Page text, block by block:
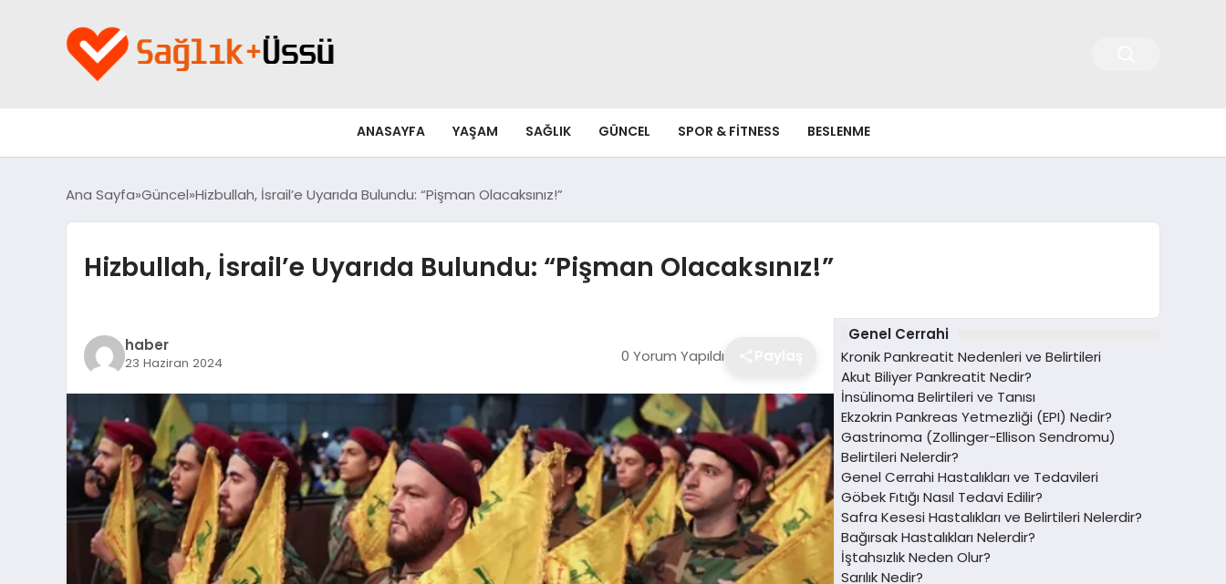
ANASAYFA YAŞAM SAĞLIK GÜNCEL SPOR & FITNESS BESLENME
Ana Sayfa Güncel Hizbullah, İsrail’e Uyarıda Bulundu: “Pişman Olacaksınız!”
Hizbullah, İsrail’e Uyarıda Bulundu: “Pişman Olacaksınız!”
haber
23 Haziran 2024 0 Yorum Yapıldı
Genel Cerrahi
Kronik Pankreatit Nedenleri ve Belirtileri
Akut Biliyer Pankreatit Nedir?
İnsülinoma Belirtileri ve Tanısı
Ekzokrin Pankreas Yetmezliği (EPI) Nedir?
Gastrinoma (Zollinger-Ellison Sendromu)
Belirtileri Nelerdir?
Genel Cerrahi Hastalıkları ve Tedavileri
Göbek Fıtığı Nasıl Tedavi Edilir?
Safra Kesesi Hastalıkları ve Belirtileri Nelerdir?
Bağırsak Hastalıkları Nelerdir?
İştahsızlık Neden Olur?
Sarılık Nedir?